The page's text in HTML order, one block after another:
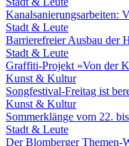
Kanalsanierungsarbeiten:
Stadt & Leute
Barrierefreier Ausbau der
Stadt & Leute
Graffiti-Projekt »Von der
Kunst & Kultur
Songfestival-Freitag ist
Kunst & Kultur
Sommerklänge vom 22.
Stadt & Leute
Der Blomberger Themen-